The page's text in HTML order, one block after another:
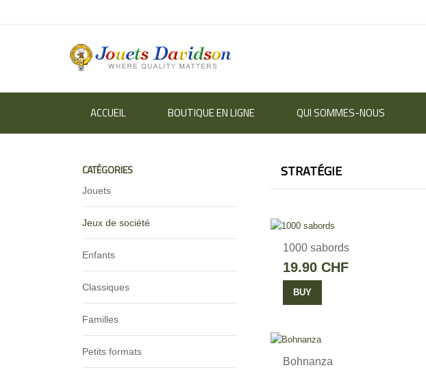
ACCUEIL BOUTIQUE EN LIGNE QUI SOMMES-NOUS
CATÉGORIES
Jouets
Jeux de société
Enfants
Classiques
Familles
Petits formats
STRATÉGIE
1000 sabords
19.90 CHF
BUY
Bohnanza